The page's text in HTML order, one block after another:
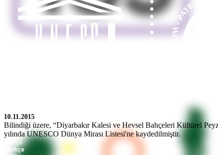
10.11.2015
Bilindiği üzere, “Diyarbakır Kalesi ve Hevsel Bahçeleri Kültürel
yılında UNESCO Dünya Mirası Listesi'ne kaydedilmiştir.
Kürtçe
Türkçe